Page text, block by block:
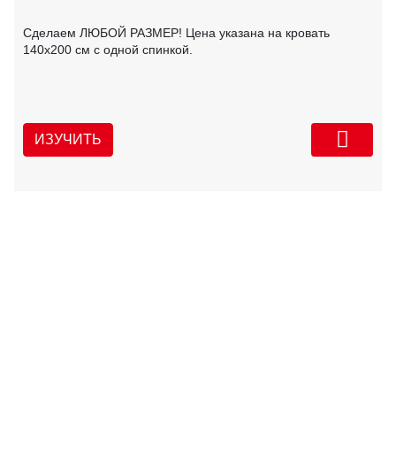
Сделаем ЛЮБОЙ РАЗМЕР! Цена указана на кровать
140х200 см с одной спинкой.
ИЗУЧИТЬ